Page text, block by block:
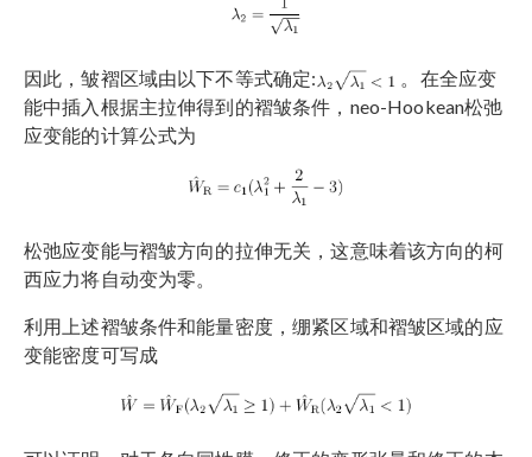
因此，皱褶区域由以下不等式确定:
。在全应变
能中插入根据主拉伸得到的褶皱条件，neo-Hookean松弛
应变能的计算公式为
松弛应变能与褶皱方向的拉伸无关，这意味着该方向的柯
西应力将自动变为零。
利用上述褶皱条件和能量密度，绷紧区域和褶皱区域的应
变能密度可写成